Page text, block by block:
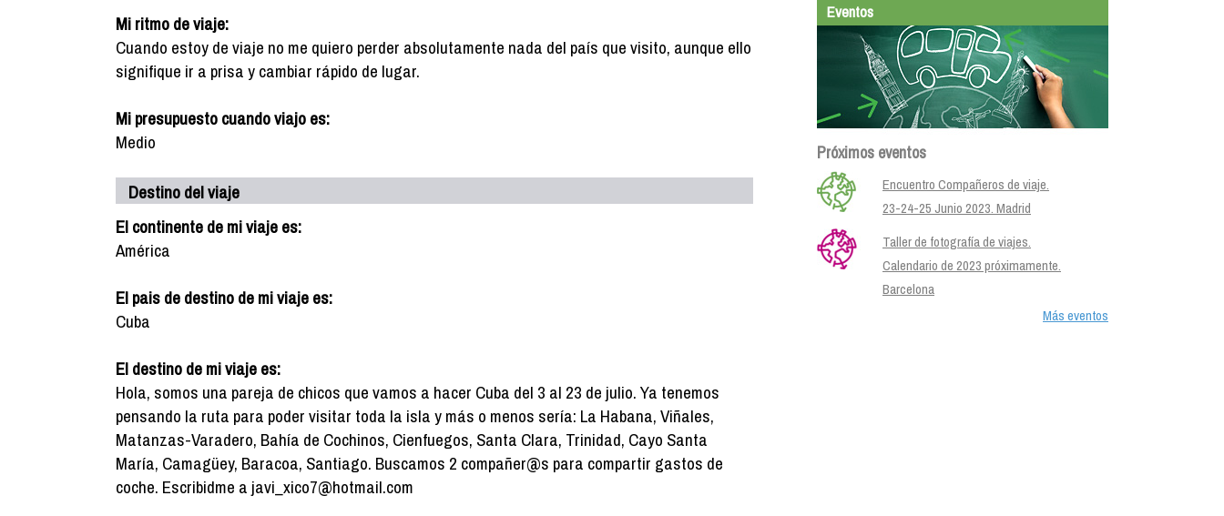
Mi ritmo de viaje:
Cuando estoy de viaje no me quiero perder absolutamente nada del país que visito, aunque ello
signifique ir a prisa y cambiar rápido de lugar.
Mi presupuesto cuando viajo es:
Medio
Destino del viaje
El continente de mi viaje es:
América
El pais de destino de mi viaje es:
Cuba
El destino de mi viaje es:
Hola, somos una pareja de chicos que vamos a hacer Cuba del 3 al 23 de julio. Ya tenemos
pensando la ruta para poder visitar toda la isla y más o menos sería: La Habana, Viñales,
Matanzas-Varadero, Bahía de Cochinos, Cienfuegos, Santa Clara, Trinidad, Cayo Santa
María, Camagüey, Baracoa, Santiago. Buscamos 2 compañer@s para compartir gastos de
coche. Escribidme a javi_xico7@hotmail.com
Eventos
Próximos eventos
Encuentro Compañeros de viaje.
23-24-25 Junio 2023. Madrid
Taller de fotografía de viajes.
Calendario de 2023 próximamente.
Barcelona
Más eventos